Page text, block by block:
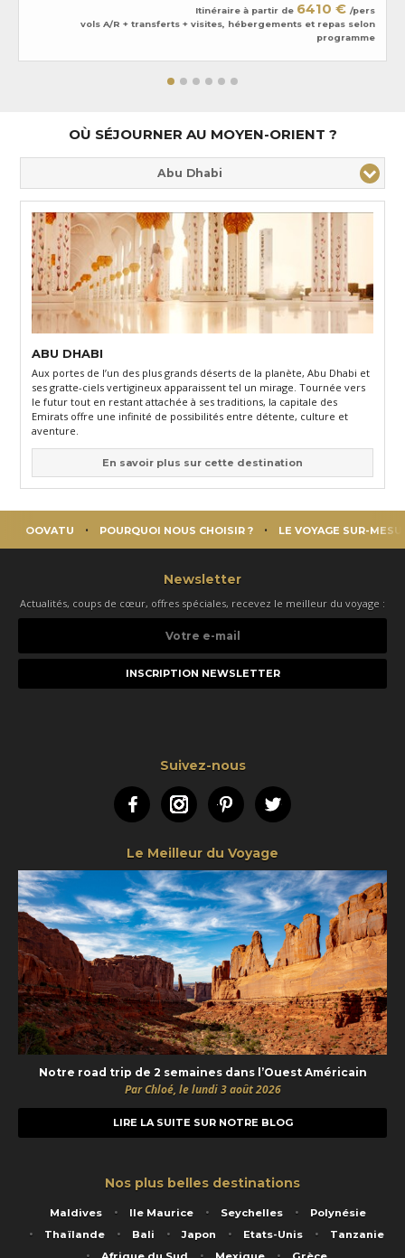
Itinéraire à partir de 6410 € /pers
vols A/R + transferts + visites, hébergements et repas selon
programme
OÙ SÉJOURNER AU MOYEN-ORIENT ?
Abu Dhabi
ABU DHABI
Aux portes de l’un des plus grands déserts de la planète, Abu Dhabi et
ses gratte-ciels vertigineux apparaissent tel un mirage. Tournée vers
le futur tout en restant attachée à ses traditions, la capitale des
Emirats offre une infinité de possibilités entre détente, culture et
aventure.
En savoir plus sur cette destination
OOVATU POURQUOI NOUS CHOISIR ? LE VOYAGE SUR-
Newsletter
Actualités, coups de cœur, offres spéciales, recevez le meilleur du voyage :
e-
Suivez-nous
FacebookInstagramPinterestTwitter
Le Meilleur du Voyage
Notre road trip de 2 semaines dans l’Ouest Américain
Par Chloé, le lundi 3 août 2026
LIRE LA SUITE SUR NOTRE BLOG
Nos plus belles destinations
Maldives Ile Maurice Seychelles
Polynésie
Thaïlande
Bali Japon Etats-Unis
Tanzanie